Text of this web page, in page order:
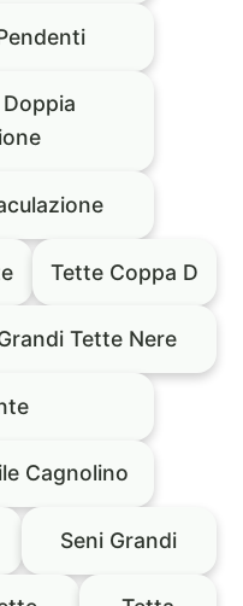
Tette Coppa D
Tette Nere
Cagnolino
Seni Grandi